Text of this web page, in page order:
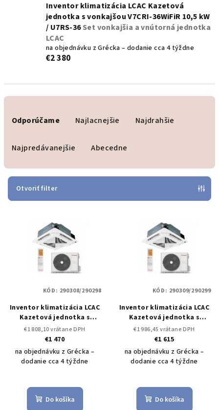
Inventor klimatizácia LCAC Kazetová
jednotka s vonkajšou V7CRI-36WiFiR 10,5 kW
/ U7RS-36Set vonkajšia a vnútorná jednotka
LCAC
na objednávku z Grécka – dodanie cca 4 týždne
€2 380
p
v
Odporúčame Najlacnejšie Najdrahšie
Najpredávanejšie Abecedne
Otvoriť filter
oInventor klimatizácia LCAC
Kazetová jednotka s
vonkajšou V7CRI-12WiFiR
3,5 kW / U7RS-12
vonkajšia a vnútorná
jednotka LCAC
€1 808,10 vrátane DPH
€1 470
na objednávku z Grécka –
dodanie cca 4 týždne
Do košíka
KÓD: 290308/290298
Inventor klimatizácia LCAC
Kazetová jednotka s
vonkajšou V7CRI-18WiFiR 5
kW / U7RS-18 Set vonkajšia
a vnútorná jednotka LCAC
€1 986,45 vrátane DPH
€1 615
na objednávku z Grécka –
dodanie cca 4 týždne
Do košíka
KÓD: 290309/290299